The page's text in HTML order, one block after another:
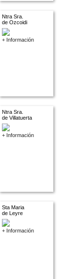
Ntra Sra.
de Ozcoidi
+ Información
Ntra Sra.
de Villatuerta
+ Información
Sta Maria
de Leyre
+ Información